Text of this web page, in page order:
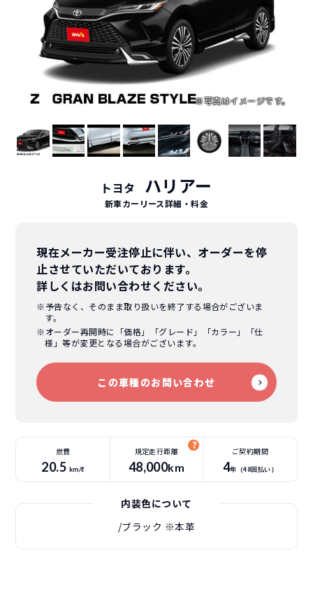
トヨタ ハリアー
新車カーリース詳細 ・料金
現在メーカー受注停止に伴い、オーダーを停
止させていただいております。
詳しくはお問い合わせください。
※予告なく、そのまま取り扱いを終了する場合がございま
す。
※オーダー再開時に「価格」「グレード」「カラー」「仕
様」等が変更となる場合がございます。
この車種のお問い合わせ
燃費
20.5 km/ℓ
規定走行距離
48,000km
ご契約期間
4年（48回払い）
内装色について
/ブラック ※本革